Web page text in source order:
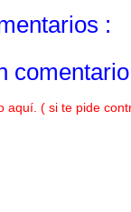
:
comentario
aquí. ( si te pide